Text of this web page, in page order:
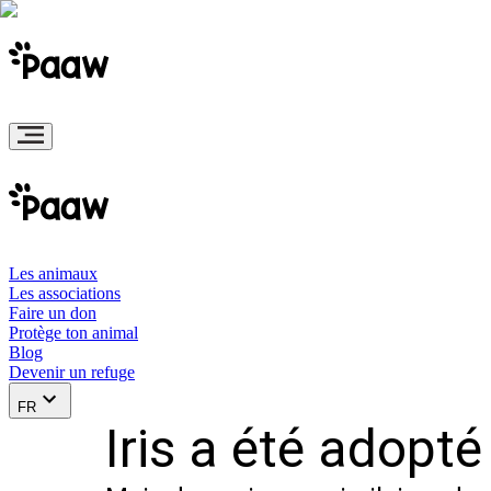
Les animaux
Les associations
Faire un don
Protège ton animal
Blog
Devenir un refuge
FR
Iris a été